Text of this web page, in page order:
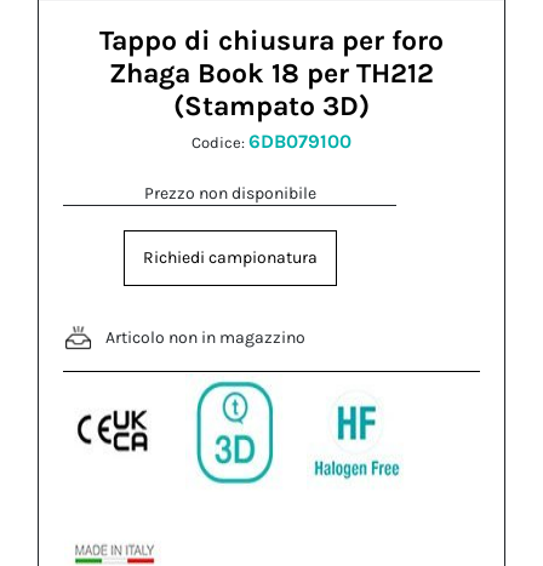
Tappo di chiusura per foro
Zhaga Book 18 per TH212
(Stampato 3D)
Codice: 6DB079100
Prezzo non disponibile
Richiedi campionatura
Articolo non in magazzino